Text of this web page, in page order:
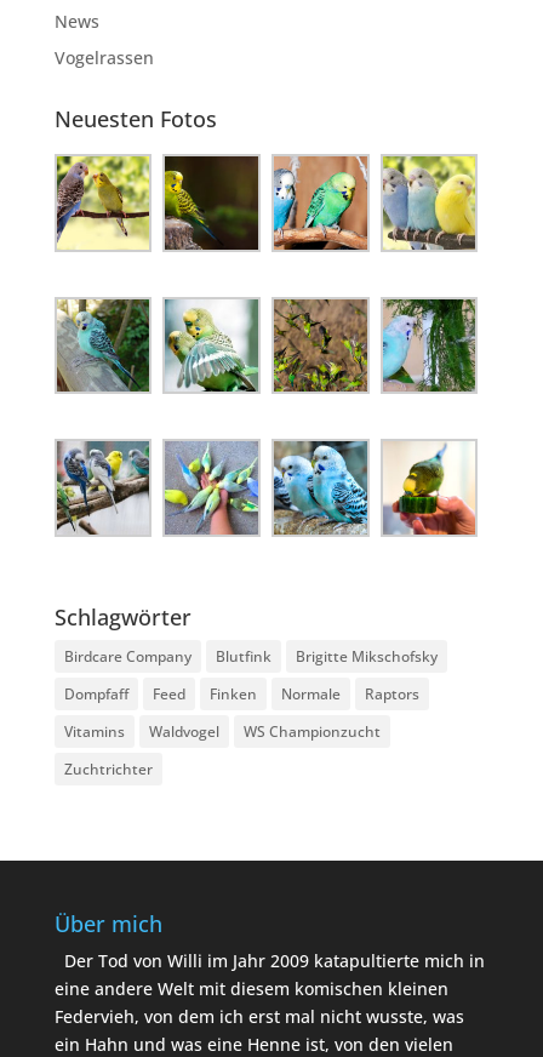
News
Vogelrassen
Neuesten Fotos
Schlagwörter
Birdcare Company Blutfink
Brigitte Mikschofsky
Dompfaff
Feed Finken Normale
Raptors
Vitamins
Waldvogel
WS Championzucht
Zuchtrichter
Über mich
Der Tod von Willi im Jahr 2009 katapultierte mich in
eine andere Welt mit diesem komischen kleinen
Federvieh, von dem ich erst mal nicht wusste, was
ein Hahn und was eine Henne ist, von den vielen